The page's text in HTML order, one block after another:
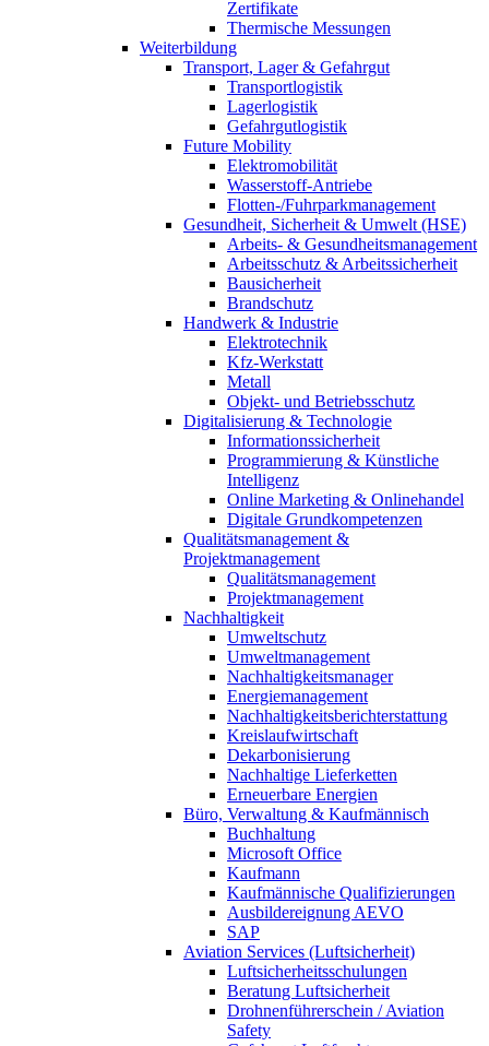
Zertifikate
Thermische Messungen
Weiterbildung
Transport, Lager & Gefahrgut
Transportlogistik
Lagerlogistik
Gefahrgutlogistik
Future Mobility
Elektromobilität
Wasserstoff-Antriebe
Flotten-/Fuhrparkmanagement
Gesundheit, Sicherheit & Umwelt (HSE)
Arbeits- & Gesundheitsmanagement
Arbeitsschutz & Arbeitssicherheit
Bausicherheit
Brandschutz
Handwerk & Industrie
Elektrotechnik
Kfz-Werkstatt
Metall
Objekt- und Betriebsschutz
Digitalisierung & Technologie
Informationssicherheit
Programmierung & Künstliche
Intelligenz
Online Marketing & Onlinehandel
Digitale Grundkompetenzen
Qualitätsmanagement &
Projektmanagement
Qualitätsmanagement
Projektmanagement
Nachhaltigkeit
Umweltschutz
Umweltmanagement
Nachhaltigkeitsmanager
Energiemanagement
Nachhaltigkeitsberichterstattung
Kreislaufwirtschaft
Dekarbonisierung
Nachhaltige Lieferketten
Erneuerbare Energien
Büro, Verwaltung & Kaufmännisch
Buchhaltung
Microsoft Office
Kaufmann
Kaufmännische Qualifizierungen
Ausbildereignung AEVO
SAP
Aviation Services (Luftsicherheit)
Luftsicherheitsschulungen
Beratung Luftsicherheit
Drohnenführerschein / Aviation
Safety